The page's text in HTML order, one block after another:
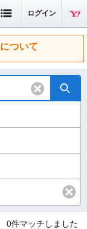
ログイン
ついて
0件マッチしました